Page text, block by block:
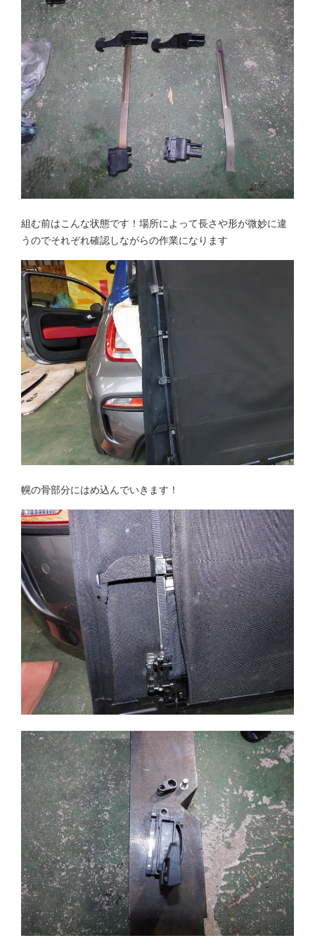
組む前はこんな状態です！場所によって長さや形が微妙に違
うのでそれぞれ確認しながらの作業になります
幌の骨部分にはめ込んでいきます！